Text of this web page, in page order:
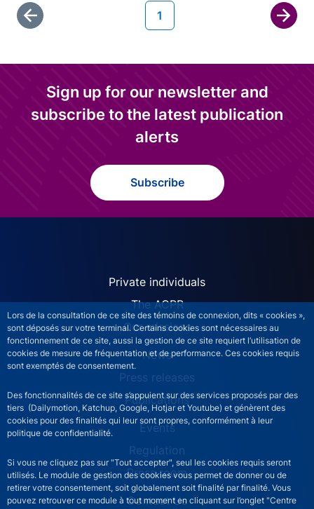
Lors de la consultation de ce site des témoins de connexion, dits « cookies »,
sont déposés sur votre terminal. Certains cookies sont nécessaires au
fonctionnement de ce site, aussi la gestion de ce site requiert l’utilisation de
cookies de mesure de fréquentation et de performance. Ces cookies requis
sont exemptés de consentement.
Des fonctionnalités de ce site s’appuient sur des services proposés par des
tiers (Dailymotion, Katchup, Google, Hotjar et Youtube) et génèrent des
cookies pour des finalités qui leur sont propres, conformément à leur
politique de confidentialité.
Si vous ne cliquez pas sur "Tout accepter", seul les cookies requis seront
utilisés. Le module de gestion des cookies vous permet de donner ou de
retirer votre consentement, soit globalement soit finalité par finalité. Vous
pouvez retrouver ce module à tout moment en cliquant sur l’onglet "Centre
First page
Current page
1
Next
Sign up for our newsletter and
subscribe to the latest publication
alerts
Subscribe
ACPR site navigation
Private individuals
The ACPR
Our missions
News
Press releases
Publications
Events
Regulation
Press room
Contact Us